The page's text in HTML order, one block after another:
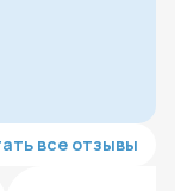
все отзывы